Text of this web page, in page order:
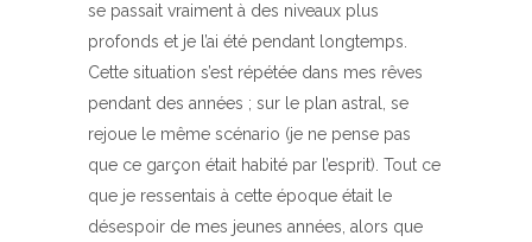
se passait vraiment à des niveaux plus
profonds et je l’ai été pendant longtemps.
Cette situation s’est répétée dans mes rêves
pendant des années ; sur le plan astral, se
rejoue le même scénario (je ne pense pas
que ce garçon était habité par l’esprit). Tout ce
que je ressentais à cette époque était le
désespoir de mes jeunes années, alors que